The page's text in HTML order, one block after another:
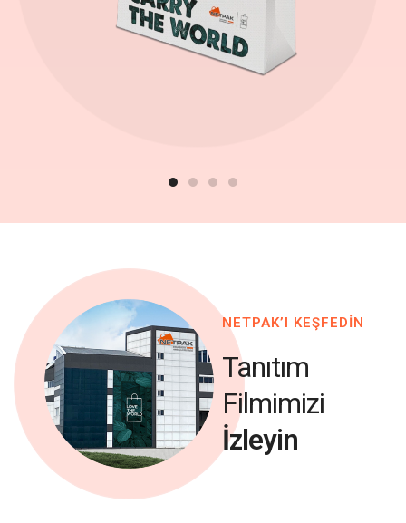
NETPAK’I KEŞFEDİN
Tanıtım
Filmimizi
İzleyin